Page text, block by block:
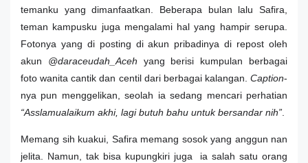
temanku yang dimanfaatkan. Beberapa bulan lalu Safira,
teman kampusku juga mengalami hal yang hampir serupa.
Fotonya yang di posting di akun pribadinya di repost oleh
akun @daraceudah_Aceh yang berisi kumpulan berbagai
foto wanita cantik dan centil dari berbagai kalangan. Caption-
nya pun menggelikan, seolah ia sedang mencari perhatian
“Asslamualaikum akhi, lagi butuh bahu untuk bersandar nih”
Memang sih kuakui, Safira memang sosok yang anggun nan
jelita. Namun, tak bisa kupungkiri juga ia salah satu orang